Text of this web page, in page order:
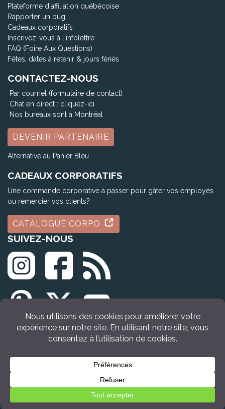
VOIR LE PRODUIT
Plateforme d'affiliation québécoise
Rapporter un bug
Cadeaux corporatifs
Inscrivez-vous à l'infolettre
FAQ (Foire Aux Questions)
Fêtes, dates à retenir & jours fériés
CONTACTEZ-NOUS
Par courriel (formulaire de contact)
Chat en direct : cliquez-ici
Nos bureaux sont à Montréal
DEVENIR PARTENAIRE
Alternative au Panier Bleu
CADEAUX CORPORATIFS
Une commande corporative à passer pour gâter vos employés
ou remercier vos clients?
CATALOGUE CORPO
SUIVEZ-NOUS
© Tous droits réservés Idée Cadeau Québec (2009 - 2026)
Retour en haut